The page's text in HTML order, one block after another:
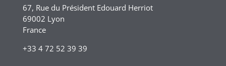
67, Rue du Président Edouard Herriot
69002 Lyon
France
+33 4 72 52 39 39